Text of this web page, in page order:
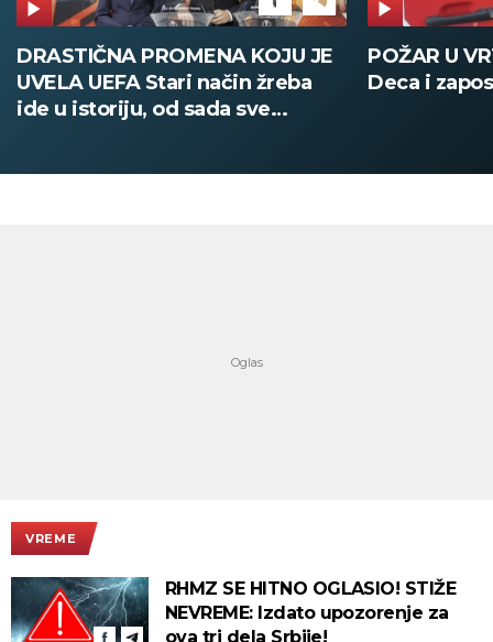
POŽAR U VRTIĆU NA VOŽDOVCU
Deca i zaposleni evakuisani
SINIŠA
DOBIO
VREME
RHMZ SE HITNO OGLASIO! STIŽE
NEVREME: Izdato upozorenje za
ova tri dela Srbije!